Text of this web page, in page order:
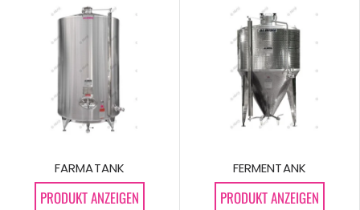
FARMATANK
PRODUKT ANZEIGEN
FERMENTANK
PRODUKT ANZEIGEN